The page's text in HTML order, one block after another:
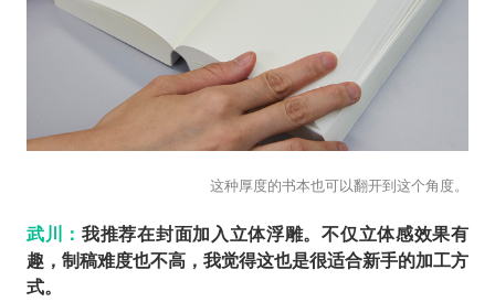
这种厚度的书本也可以翻开到这个角度。
武川：我推荐在封面加入立体浮雕。不仅立体感效果有
趣，制稿难度也不高，我觉得这也是很适合新手的加工方
式。